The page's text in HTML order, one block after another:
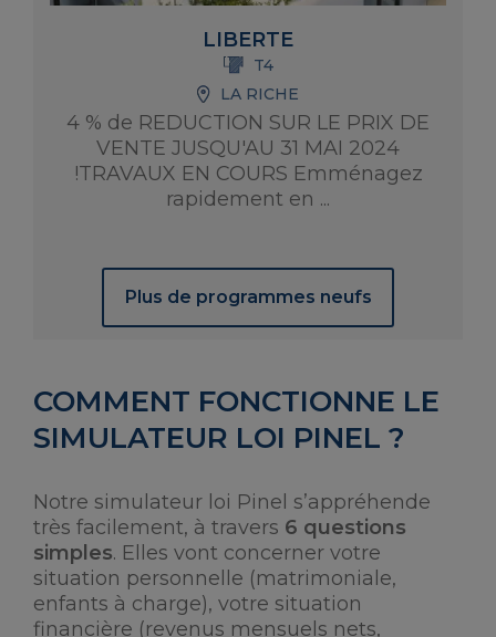
LIBERTE
T4
LA RICHE
4 % de REDUCTION SUR LE PRIX DE
VENTE JUSQU'AU 31 MAI 2024
!TRAVAUX EN COURS Emménagez
rapidement en ...
Plus de programmes neufs
COMMENT FONCTIONNE LE
SIMULATEUR LOI PINEL ?
Notre simulateur loi Pinel s’appréhende
très facilement, à travers 6 questions
simples. Elles vont concerner votre
situation personnelle (matrimoniale,
enfants à charge), votre situation
financière (revenus mensuels nets,